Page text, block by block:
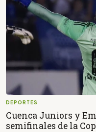
DEPORTES
Cuenca Juniors y
semifinales de la